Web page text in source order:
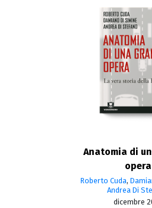
Anatomia di
opera
Roberto Cuda,
Andrea Di
dicembre